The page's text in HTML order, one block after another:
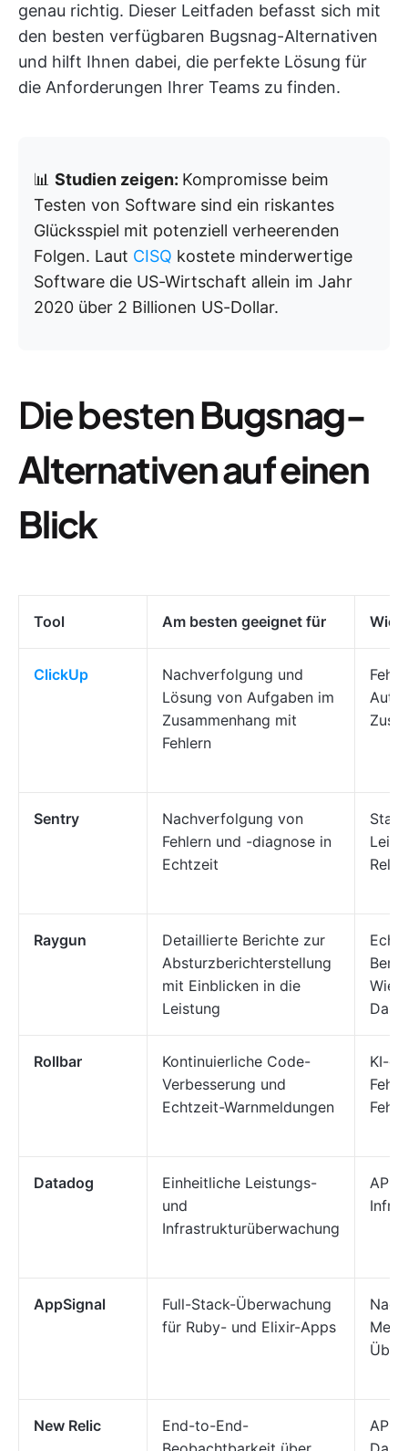
genau richtig. Dieser Leitfaden befasst sich mit
den besten verfügbaren Bugsnag-Alternativen
und hilft Ihnen dabei, die perfekte Lösung für
die Anforderungen Ihrer Teams zu finden.
📊 Studien zeigen: Kompromisse beim
Testen von Software sind ein riskantes
Glücksspiel mit potenziell verheerenden
Folgen. Laut CISQ kostete minderwertige
Software die US-Wirtschaft allein im Jahr
2020 über 2 Billionen US-Dollar.
Die bestenBugsnag-
Alternativen auf einen
Blick
Tool Am besten geeignet für
ClickUp
Nachverfolgung und
Lösung von Aufgaben im
Zusammenhang mit
Fehlern
Sentry
Nachverfolgung von
Fehlern und -diagnose in
Echtzeit
Raygun
Detaillierte Berichte zur
Absturzberichterstellung
mit Einblicken in die
Leistung
Rollbar
Kontinuierliche Code-
Verbesserung und
Echtzeit-Warnmeldungen
KI-
Datadog
Einheitliche Leistungs-
und
Infrastrukturüberwachung
AppSignal
Full-Stack-Überwachung
für Ruby- und Elixir-Apps
New Relic
End-to-End-